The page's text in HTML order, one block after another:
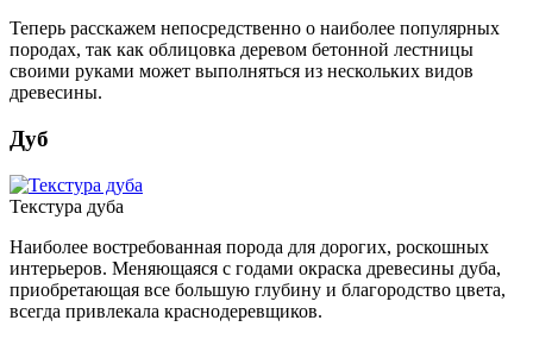
Теперь расскажем непосредственно о наиболее популярных
породах, так как облицовка деревом бетонной лестницы
своими руками может выполняться из нескольких видов
древесины.
Дуб
Текстура дуба
Наиболее востребованная порода для дорогих, роскошных
интерьеров. Меняющаяся с годами окраска древесины дуба,
приобретающая все большую глубину и благородство цвета,
всегда привлекала краснодеревщиков.